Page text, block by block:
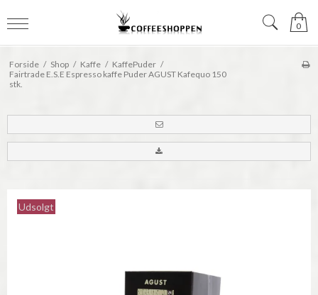
0
Forside / Shop / Kaffe / KaffePuder /
Fairtrade E.S.E Espresso kaffe Puder AGUST Kafequo 150
stk.
Udsolgt